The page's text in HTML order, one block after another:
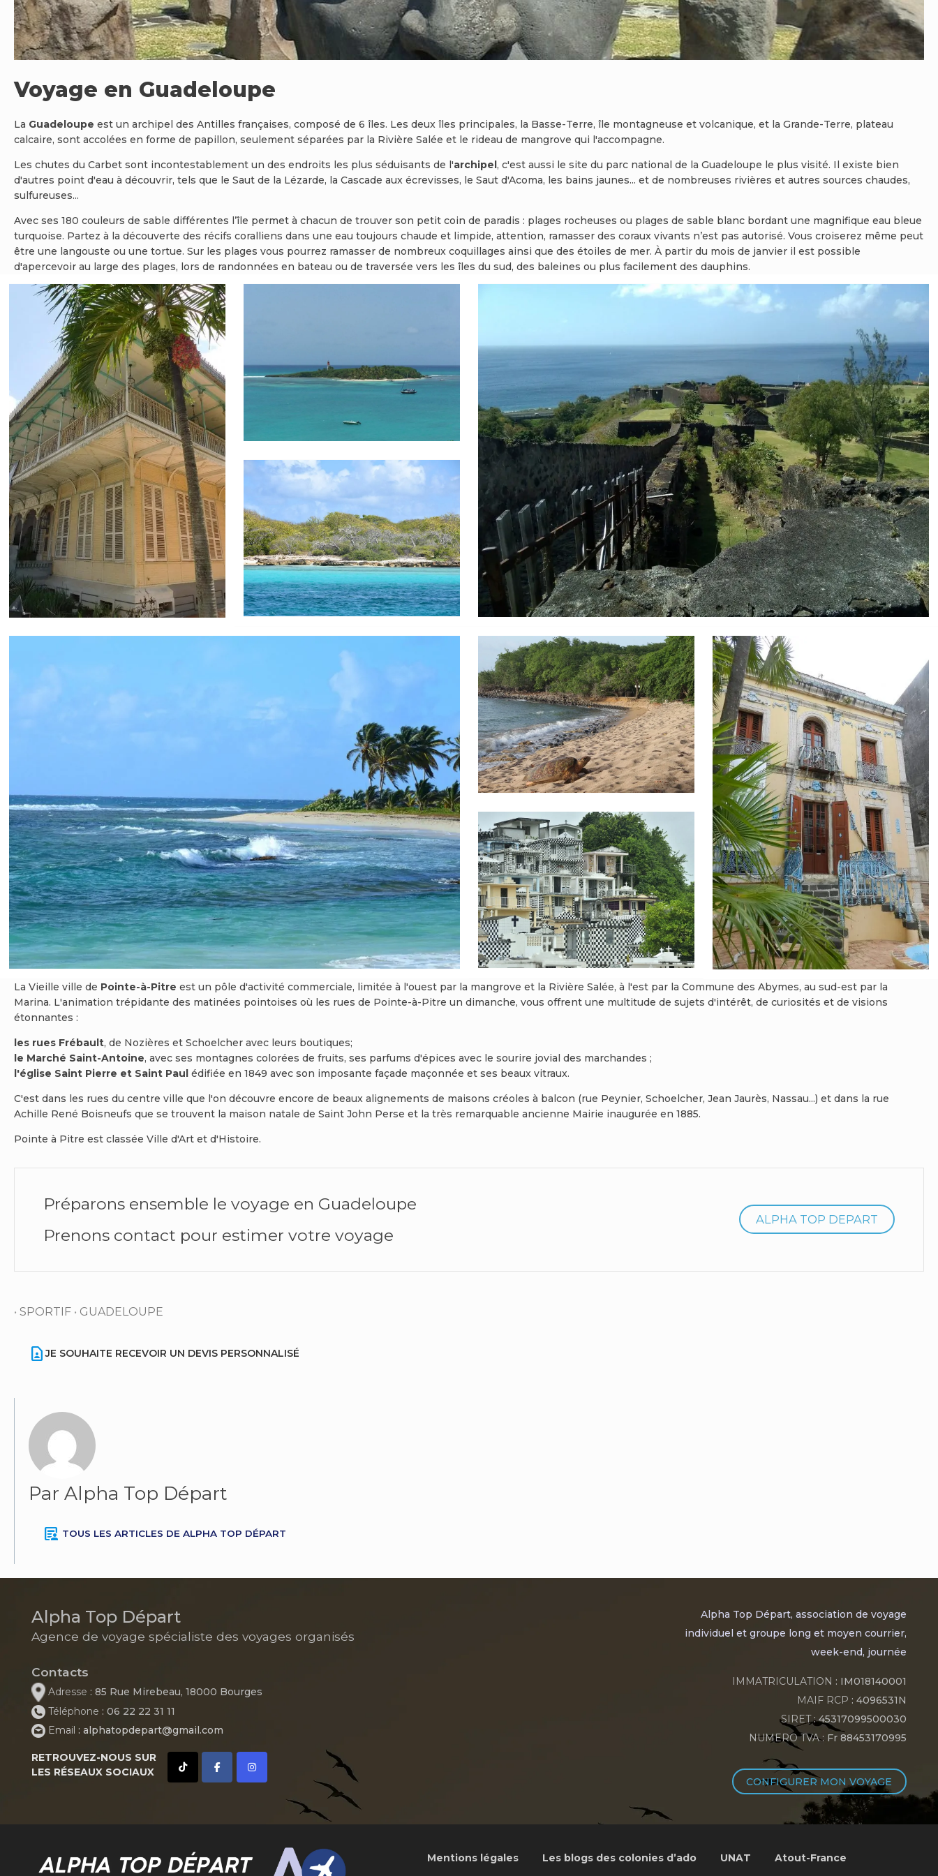
Voyage en Guadeloupe
La Guadeloupe est un archipel des Antilles françaises, composé de 6 îles. Les deux îles principales, la Basse-Terre, île montagneuse et volcanique, et la Grande-Terre, plateau
calcaire, sont accolées en forme de papillon, seulement séparées par la Rivière Salée et le rideau de mangrove qui l'accompagne.
Les chutes du Carbet sont incontestablement un des endroits les plus séduisants de l'archipel , c'est aussi le site du parc national de la Guadeloupe le plus visité. Il existe bien
d'autres point d'eau à découvrir, tels que le Saut de la Lézarde, la Cascade aux écrevisses, le Saut d'Acoma, les bains jaunes... et de nombreuses rivières et autres sources chaudes,
sulfureuses...
Avec ses 180 couleurs de sable différentes l’île permet à chacun de trouver son petit coin de paradis : plages rocheuses ou plages de sable blanc bordant une magnifique eau bleue
turquoise. Partez à la découverte des récifs coralliens dans une eau toujours chaude et limpide, attention, ramasser des coraux vivants n’est pas autorisé. Vous croiserez même peut
être une langouste ou une tortue. Sur les plages vous pourrez ramasser de nombreux coquillages ainsi que des étoiles de mer. À partir du mois de janvier il est possible
d'apercevoir au large des plages, lors de randonnées en bateau ou de traversée vers les îles du sud, des baleines ou plus facilement des dauphins.
La Vieille ville de Pointe-à-Pitre est un pôle d'activité commerciale, limitée à l'ouest par la mangrove et la Rivière Salée, à l'est par la Commune des Abymes, au sud-est par la
Marina. L'animation trépidante des matinées pointoises où les rues de Pointe-à-Pitre un dimanche, vous offrent une multitude de sujets d'intérêt, de curiosités et de visions
étonnantes :
les rues Frébault, de Nozières et Schoelcher avec leurs boutiques;
le Marché Saint-Antoine, avec ses montagnes colorées de fruits, ses parfums d'épices avec le sourire jovial des marchandes ;
l'église Saint Pierre et Saint Paul édifiée en 1849 avec son imposante façade maçonnée et ses beaux vitraux.
C'est dans les rues du centre ville que l'on découvre encore de beaux alignements de maisons créoles à balcon (rue Peynier, Schoelcher, Jean Jaurès, Nassau...) et dans la rue
Achille René Boisneufs que se trouvent la maison natale de Saint John Perse et la très remarquable ancienne Mairie inaugurée en 1885.
Pointe à Pitre est classée Ville d'Art et d'Histoire.
Préparons ensemble le voyage en Guadeloupe
Prenons contact pour estimer votre voyage
ALPHA TOP DEPART
• SPORTIF • GUADELOUPE
contact_pageJE SOUHAITE RECEVOIR UN DEVIS PERSONNALISÉ
Par Alpha Top Départ
article_person TOUS LES ARTICLES DE ALPHA TOP DÉPART
Alpha Top Départ
Agence de voyage spécialiste des voyages organisés
Contacts
Adresse : 85 Rue Mirebeau, 18000 Bourges
Téléphone : 06 22 22 31 11
Email : alphatopdepart@gmail.com
RETROUVEZ-NOUS SUR
LES RÉSEAUX SOCIAUX
Alpha Top Départ, association de voyage
individuel et groupe long et moyen courrier,
week-end, journée
IMMATRICULATION : IM018140001
MAIF RCP : 4096531N
SIRET: 45317099500030
NUMERO TVA: Fr 88453170995
CONFIGURER MON VOYAGE
Mentions légales Les blogs des colonies d’ado UNAT Atout-France